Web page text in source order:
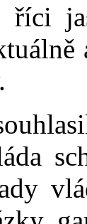
říci